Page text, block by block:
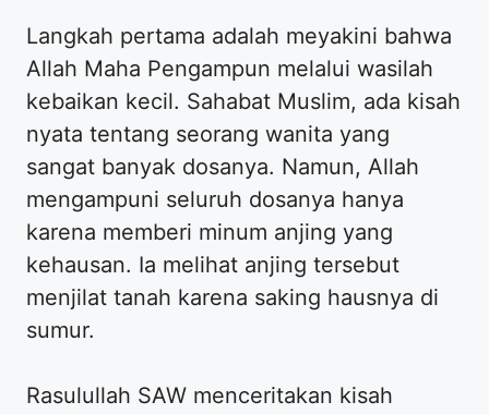
Langkah pertama adalah meyakini bahwa
Allah Maha Pengampun melalui wasilah
kebaikan kecil. Sahabat Muslim, ada kisah
nyata tentang seorang wanita yang
sangat banyak dosanya. Namun, Allah
mengampuni seluruh dosanya hanya
karena memberi minum anjing yang
kehausan. Ia melihat anjing tersebut
menjilat tanah karena saking hausnya di
sumur.
Rasulullah SAW menceritakan kisah